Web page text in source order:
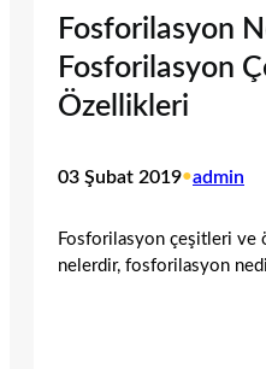
Fosforilasyon
Fosforilasyon
Özellikleri
03 Şubat 2019•admin
Fosforilasyon çeşitleri ve
nelerdir, fosforilasyon